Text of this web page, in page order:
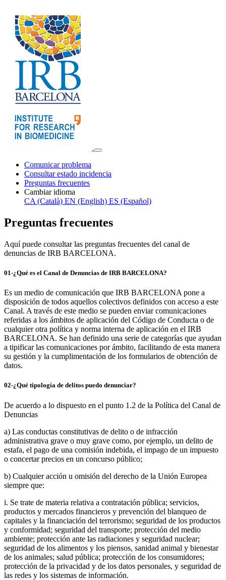
Comunicar problema
Consultar estado incidencia
Preguntas frecuentes
Cambiar idioma
CA (Català) EN (English) ES (Español)
Preguntas frecuentes
Aquí puede consultar las preguntas frecuentes del canal de
denuncias de IRB BARCELONA.
01-¿Qué es el Canal de Denuncias de IRB BARCELONA?
Es un medio de comunicación que IRB BARCELONA pone a
disposición de todos aquellos colectivos definidos con acceso a este
Canal. A través de este medio se pueden enviar comunicaciones
referidas a los ámbitos de aplicación del Código de Conducta o de
cualquier otra política y norma interna de aplicación en el IRB
BARCELONA. Se han definido una serie de categorías que ayudan
a tipificar las comunicaciones por ámbito, facilitando de esta manera
su gestión y la cumplimentación de los formularios de obtención de
datos.
02-¿Qué tipología de delitos puedo denunciar?
De acuerdo a lo dispuesto en el punto 1.2 de la Política del Canal de
Denuncias
a) Las conductas constitutivas de delito o de infracción
administrativa grave o muy grave como, por ejemplo, un delito de
estafa, el pago de una comisión indebida, el impago de un impuesto
o concertar precios en un concurso público;
b) Cualquier acción u omisión del derecho de la Unión Europea
siempre que:
i. Se trate de materia relativa a contratación pública; servicios,
productos y mercados financieros y prevención del blanqueo de
capitales y la financiación del terrorismo; seguridad de los productos
y conformidad; seguridad del transporte; protección del medio
ambiente; protección ante las radiaciones y seguridad nuclear;
seguridad de los alimentos y los piensos, sanidad animal y bienestar
de los animales; salud pública; protección de los consumidores;
protección de la privacidad y de los datos personales, y seguridad de
las redes y los sistemas de información.